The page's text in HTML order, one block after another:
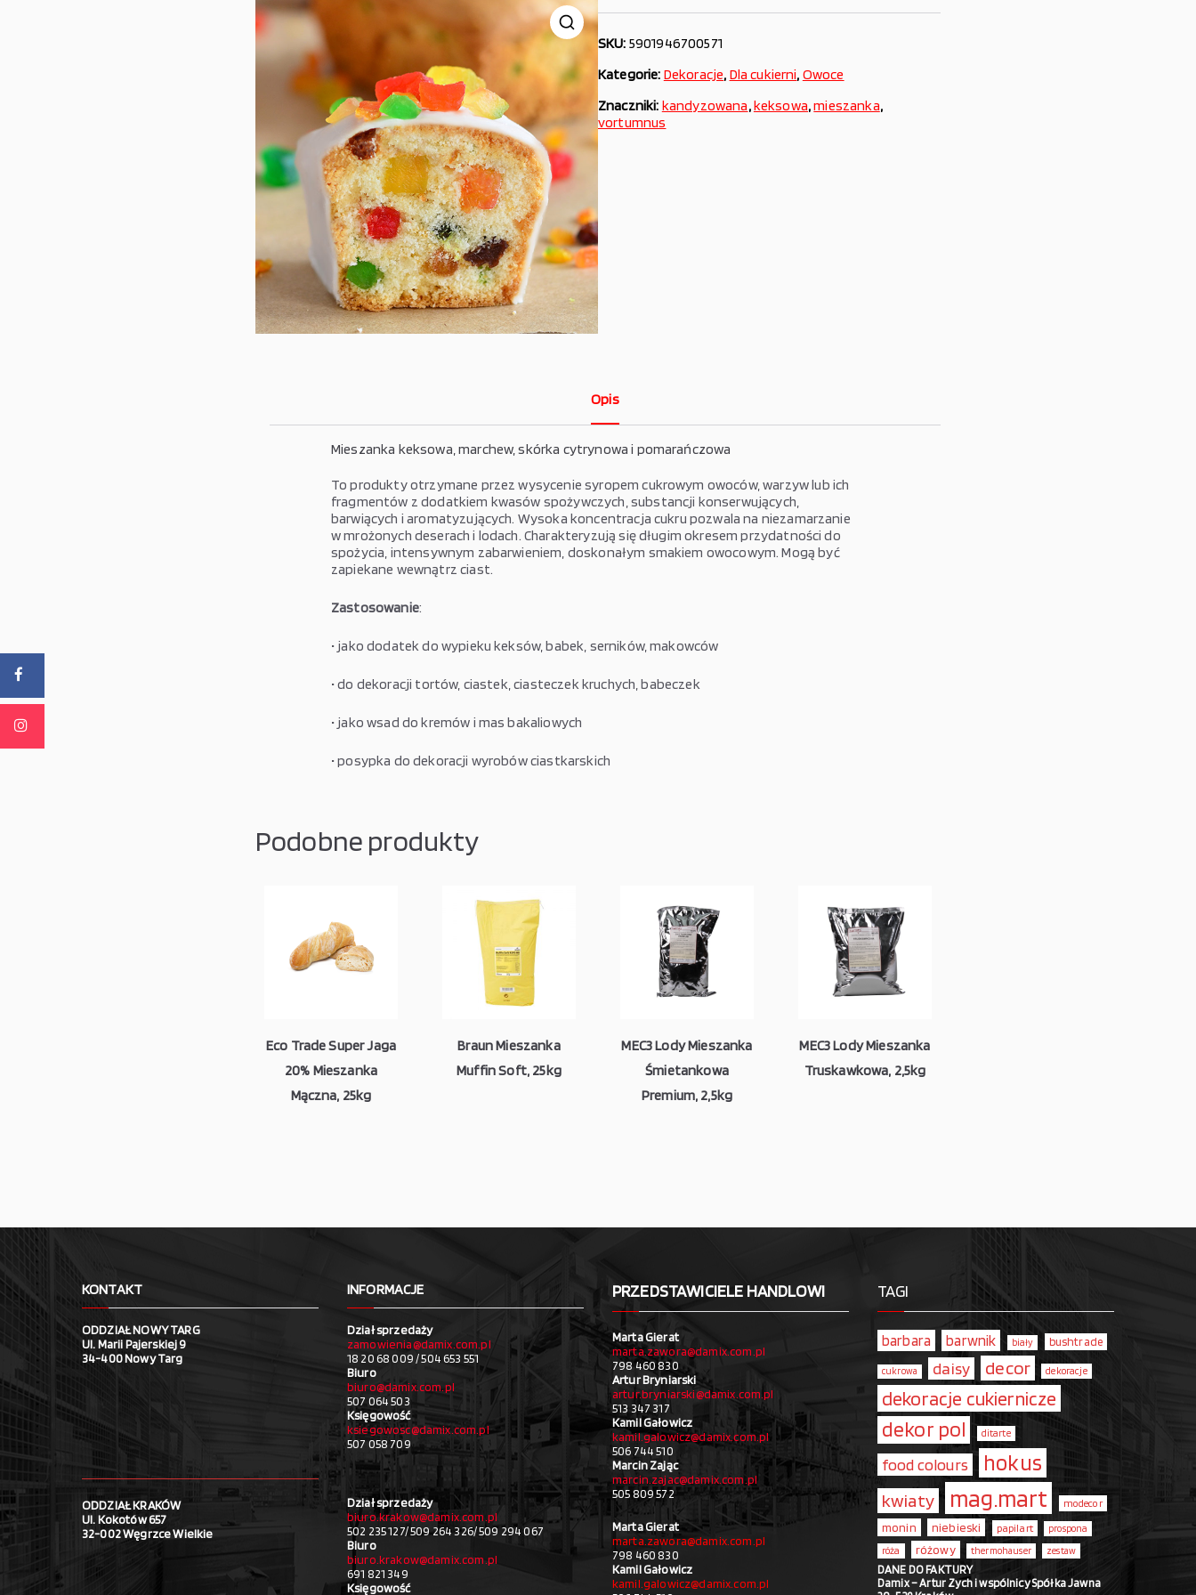
SKU: 5901946700571
Kategorie: Dekoracje, Dla cukierni, Owoce
Znaczniki: kandyzowana,keksowa,mieszanka,
vortumnus
Opis
Mieszanka keksowa, marchew, skórka cytrynowa i pomarańczowa
To produkty otrzymane przez wysycenie syropem cukrowym owoców, warzyw lub ich
fragmentów z dodatkiem kwasów spożywczych, substancji konserwujących,
barwiących i aromatyzujących. Wysoka koncentracja cukru pozwala na niezamarzanie
w mrożonych deserach i lodach. Charakteryzują się długim okresem przydatności do
spożycia, intensywnym zabarwieniem, doskonałym smakiem owocowym. Mogą być
zapiekane wewnątrz ciast.
Zastosowanie:
• jako dodatek do wypieku keksów, babek, serników, makowców
• do dekoracji tortów, ciastek, ciasteczek kruchych, babeczek
• jako wsad do kremów i mas bakaliowych
• posypka do dekoracji wyrobów ciastkarskich
Podobne produkty
Eco Trade Super Jaga
20% Mieszanka
Mączna, 25kg
Braun Mieszanka
Muffin Soft, 25kg
MEC3 Lody Mieszanka
Śmietankowa
Premium, 2,5kg
MEC3 Lody Mieszanka
Truskawkowa, 2,5kg
KONTAKT
ODDZIAŁ NOWY TARG
Ul. Marii Pajerskiej 9
34-400 Nowy Targ
ODDZIAŁ KRAKÓW
Ul. Kokotów 657
32-002 Węgrzce Wielkie
INFORMACJE
Dział sprzedaży
zamowienia@damix.com.pl
18 20 68 009 / 504 653 551
Biuro
biuro@damix.com.pl
507 064 503
Księgowość
ksiegowosc@damix.com.pl
507 058 709
Dział sprzedaży
biuro.krakow@damix.com.pl
502 235 127/ 509 264 326/ 509 294 067
Biuro
biuro.krakow@damix.com.pl
691 821 349
Księgowość
PRZEDSTAWICIELE HANDLOWI
Marta Gierat
marta.zawora@damix.com.pl
798 460 830
Artur Bryniarski
artur.bryniarski@damix.com.pl
513 347 317
Kamil Gałowicz
kamil.galowicz@damix.com.pl
506 744 510
Marcin Zając
marcin.zajac@damix.com.pl
505 809 572
Marta Gierat
marta.zawora@damix.com.pl
798 460 830
Kamil Gałowicz
kamil.galowicz@damix.com.pl
TAGI
barbara barwnik biały bushtrade
cukrowa daisy decor dekoracje
dekoracje cukiernicze
dekor pol ditarte
food colours hokus
kwiaty mag.mart modecor
monin niebieski papilart
prospona
róża
różowy thermohauser zestaw
DANE DO FAKTURY
Damix – Artur Zych i wspólnicy Spółka Jawna